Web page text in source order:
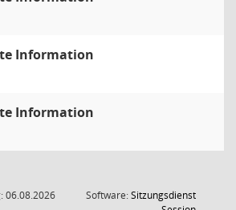
Information
Information
06.08.2026
Software:Sitzungsdienst